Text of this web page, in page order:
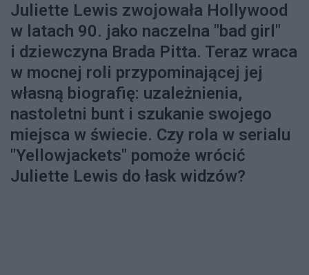
Juliette Lewis zwojowała Hollywood
w latach 90. jako naczelna "bad girl"
i dziewczyna Brada Pitta. Teraz wraca
w mocnej roli przypominającej jej
własną biografię: uzależnienia,
nastoletni bunt i szukanie swojego
miejsca w świecie. Czy rola w serialu
"Yellowjackets" pomoże wrócić
Juliette Lewis do łask widzów?